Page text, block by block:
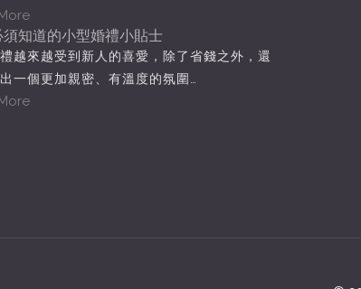
須知道的小型婚禮小貼士
越來越受到新人的喜愛，除了省錢之外，還
一個更加親密、有溫度的氛圍…